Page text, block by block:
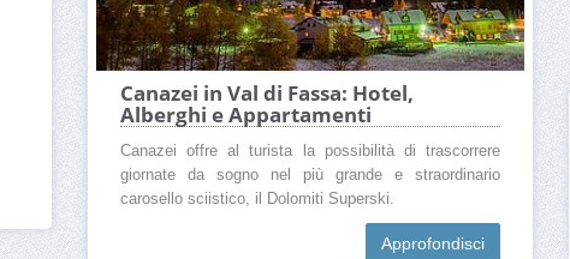
Canazei in Val di Fassa: Hotel,
Alberghi e Appartamenti
Canazei offre al turista la possibilità di trascorrere
giornate da sogno nel più grande e straordinario
carosello sciistico, il Dolomiti Superski.
Approfondisci